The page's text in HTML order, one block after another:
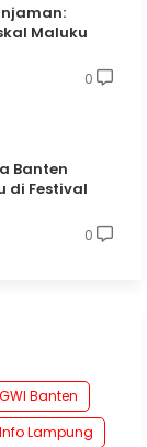
Maluku
0
Banten
di Festival
0
GWI Banten
Info Lampung